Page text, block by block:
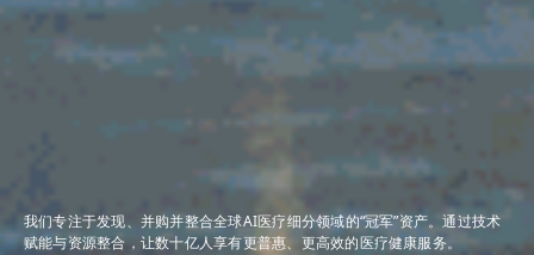
我们专注于发现、并购并整合全球AI医疗细分领域的“冠军”资产。通过技术
赋能与资源整合，让数十亿人享有更普惠、更高效的医疗健康服务。